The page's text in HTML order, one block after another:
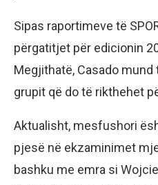
Sipas raportimeve të
përgatitjet për edicionin
Megjithatë, Casado
grupit që do të rikthehet
Aktualisht, mesfushori
pjesë në ekzaminimet
bashku me emra si